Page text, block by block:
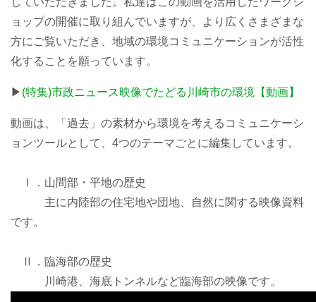
ョップの開催に取り組んでいますが、より広くさまざまな
方にご覧いただき、地域の環境コミュニケーションが活性
化することを願っています。
▶︎ (特集)市政ニュース映像でたどる川崎市の環境【動画】
動画は、「過去」の素材から環境を考えるコミュニケーシ
ョンツールとして、4つのテーマごとに編集しています。
Ⅰ．山間部・平地の歴史
主に内陸部の住宅地や団地、自然に関する映像資料
です。
Ⅱ．臨海部の歴史
川崎港、海底トンネルなど臨海部の映像です。